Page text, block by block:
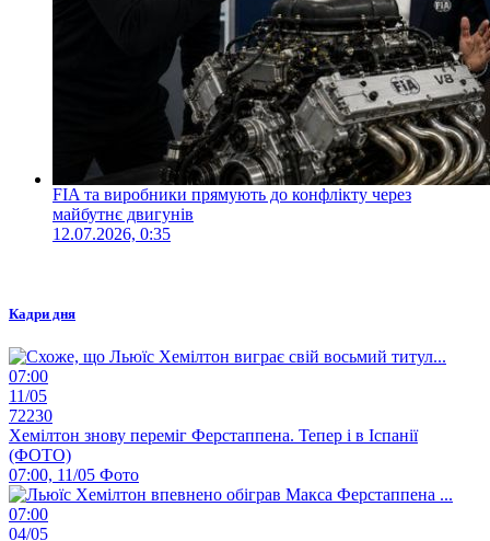
FIA та виробники прямують до конфлікту через
майбутнє двигунів
12.07.2026, 0:35
Кадри дня
07:00
11/05
72230
Хемілтон знову переміг Ферстаппена. Тепер і в Іспанії
(ФОТО)
07:00, 11/05 Фото
07:00
04/05